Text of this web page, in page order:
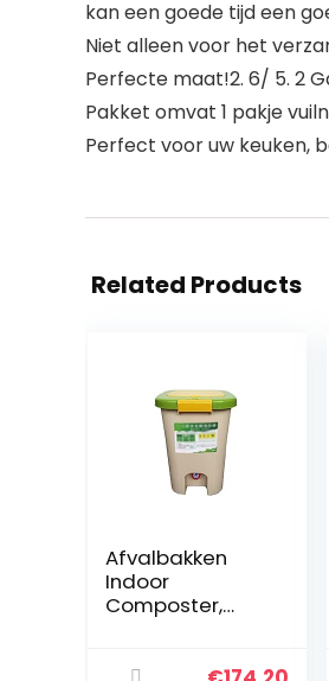
kan een goede tijd een
Niet alleen voor het
Perfecte maat!2. 6/ 5. 2
Pakket omvat 1 pakje
Perfect voor uw keuken,
Related Products
Afvalbakken
Indoor
Composter,